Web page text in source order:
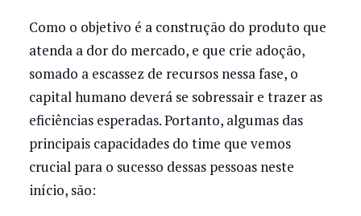
Como o objetivo é a construção do produto que
atenda a dor do mercado, e que crie adoção,
somado a escassez de recursos nessa fase, o
capital humano deverá se sobressair e trazer as
eficiências esperadas. Portanto, algumas das
principais capacidades do time que vemos
crucial para o sucesso dessas pessoas neste
início, são: